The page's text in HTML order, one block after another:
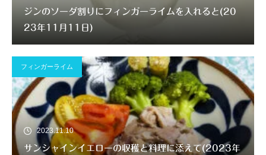
ジンのソーダ割りにフィンガーライムを入れると(20
23年11月11日)
フィンガーライム
2023.11.10
サンシャインイエローの収穫と料理に添えて(2023年